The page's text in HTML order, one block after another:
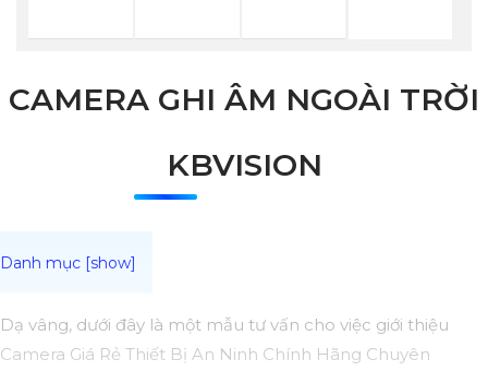
CAMERA GHI ÂM NGOÀI TRỜI
KBVISION
Dạ vâng, dưới đây là một mẫu tư vấn cho việc giới thiệu
Camera Giá Rẻ Thiết Bị An Ninh Chính Hãng Chuyên